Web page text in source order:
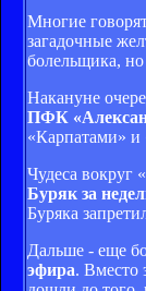
Многие
загадочные
болельщика,
Накануне
ПФК
«Карпатами» и
Чудеса вокруг
Буряк за
Буряка
Дальше - еще
эфира. Вместо